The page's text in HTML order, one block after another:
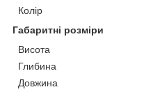
Колір
Габаритні розміри
Висота
Глибина
Довжина